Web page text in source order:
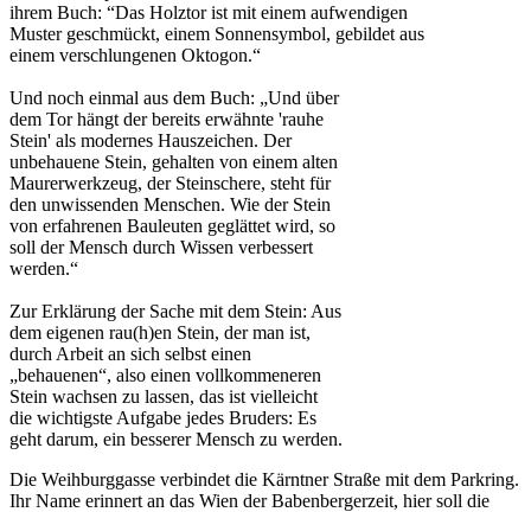
ihrem Buch: “Das Holztor ist mit einem aufwendigen
Muster geschmückt, einem Sonnensymbol, gebildet aus
einem verschlungenen Oktogon.“
Und noch einmal aus dem Buch: „Und über
dem Tor hängt der bereits erwähnte 'rauhe
Stein' als modernes Hauszeichen. Der
unbehauene Stein, gehalten von einem alten
Maurerwerkzeug, der Steinschere, steht für
den unwissenden Menschen. Wie der Stein
von erfahrenen Bauleuten geglättet wird, so
soll der Mensch durch Wissen verbessert
werden.“
Zur Erklärung der Sache mit dem Stein: Aus
dem eigenen rau(h)en Stein, der man ist,
durch Arbeit an sich selbst einen
„behauenen“, also einen vollkommeneren
Stein wachsen zu lassen, das ist vielleicht
die wichtigste Aufgabe jedes Bruders: Es
geht darum, ein besserer Mensch zu werden.
Die Weihburggasse verbindet die Kärntner Straße mit dem Parkring.
Ihr Name erinnert an das Wien der Babenbergerzeit, hier soll die